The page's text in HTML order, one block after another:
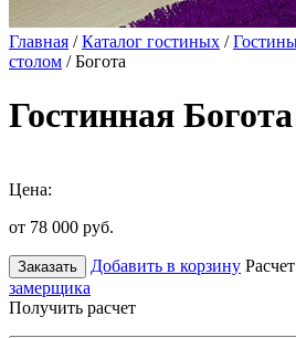
Главная /Каталог гостиных /
столом / Богота
Гостинная Богота
Цена:
от 78 000 руб.
Заказать Добавить в корзину
замерщика
Получить расчет